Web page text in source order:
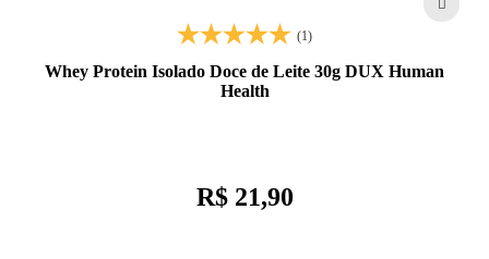
(1)
Whey Protein Isolado Doce de Leite 30g DUX Human
Health
R$ 21,90